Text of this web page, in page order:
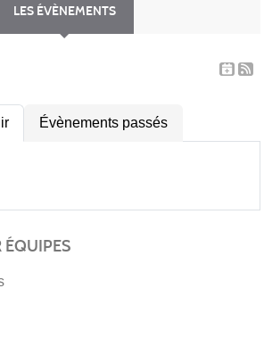
LES ÉVÈNEMENTS
Évènements passés
ÉQUIPES